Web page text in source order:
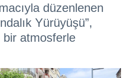
düzenlenen
Yürüyüşü”,
bir atmosferle